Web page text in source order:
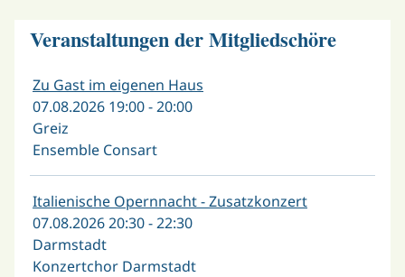
Veranstaltungen der Mitgliedschöre
Zu Gast im eigenen Haus
07.08.2026 19:00 - 20:00
Greiz
Ensemble Consart
Italienische Opernnacht - Zusatzkonzert
07.08.2026 20:30 - 22:30
Darmstadt
Konzertchor Darmstadt